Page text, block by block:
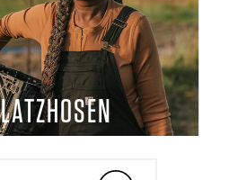
LATZHOSEN